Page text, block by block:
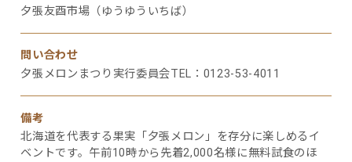
夕張友酉市場（ゆうゆういちば）
問い合わせ
夕張メロンまつり実行委員会TEL：0123-53-4011
備考
北海道を代表する果実「夕張メロン」を存分に楽しめるイ
ベントです。午前10時から先着2,000名様に無料試食のほ